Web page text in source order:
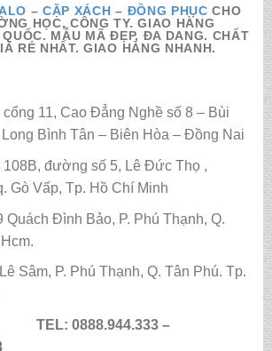
–CẶP XÁCH – ĐỒNG PHỤC CHO
HỌC, CÔNG TY. GIAO HÀNG
QUỐC. MẪU MÃ ĐẸP, ĐA DANG. CHẤT
RẺ NHẤT. GIAO HÀNG NHANH.
11, Cao Đẳng Nghề số 8 – Bùi
Bình Tân – Biên Hòa – Đồng Nai
108B, đường số 5, Lê Đức Thọ ,
Gò Vấp, Tp. Hồ Chí Minh
Quách Đình Bảo, P. Phú Thạnh, Q.
Sâm, P. Phú Thạnh, Q. Tân Phú. Tp.
TEL: 0888.944.333 –